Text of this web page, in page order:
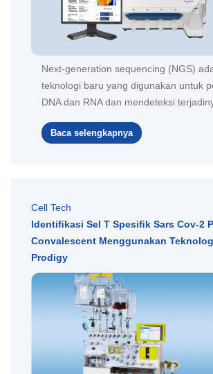
Next-generation sequencing (NGS)
teknologi baru yang digunakan untuk
DNA dan RNA dan mendeteksi
Baca selengkapnya
Cell Tech
Identiﬁkasi Sel T Spesiﬁk Sars Cov-2
Convalescent Menggunakan
Prodigy